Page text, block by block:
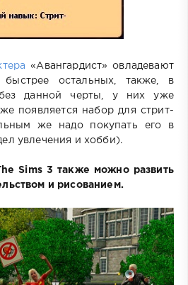
«Авангардист» овладевают
быстрее остальных, также, в
данной черты, у них уже
появляется набор для стрит-
же надо покупать его в
увлечения и хобби).
Sims 3 также можно развить
и рисованием.